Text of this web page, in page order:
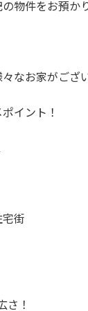
なお家がござ
イント！
街
さ！